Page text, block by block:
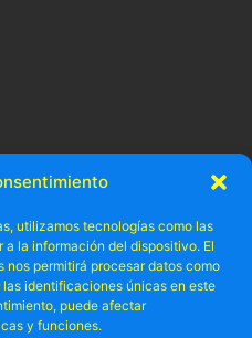
utilizamos tecnologías como las
la información del dispositivo. El
permitirá procesar datos como
identificaciones únicas en este
puede afectar
y funciones.